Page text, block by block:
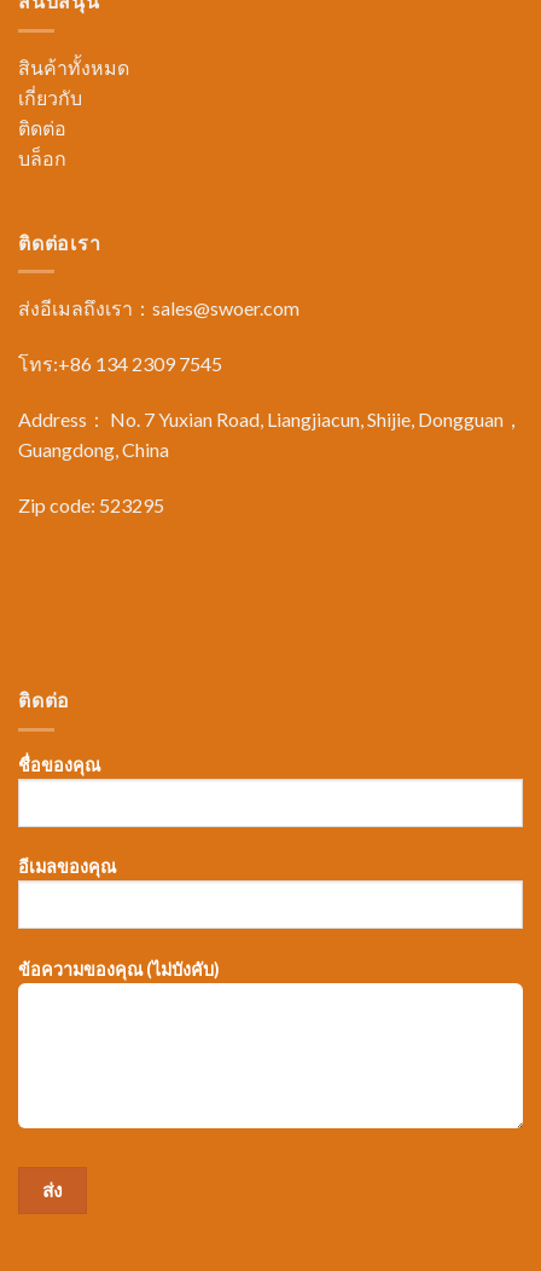
สินค้าทั้งหมด
เกี่ยวกับ
ติดต่อ
บล็อก
ติดต่อเรา
ส่งอีเมลถึงเรา： sales@swoer.com
โทร:+86 134 2309 7545
Address： No. 7 Yuxian Road, Liangjiacun, Shijie, Dongguan，
Guangdong, China
Zip code: 523295
ติดต่อ
ชื่อของคุณ
อีเมลของคุณ
ข้อความของคุณ (ไม่บังคับ)